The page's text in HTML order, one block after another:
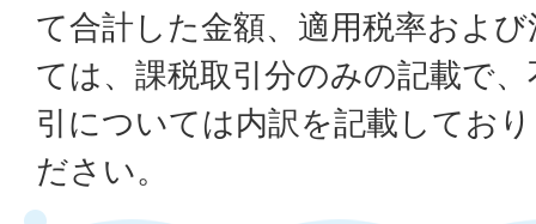
て合計した金額、適用税率およ
ては、課税取引分のみの記載で
引については内訳を記載してお
ださい。